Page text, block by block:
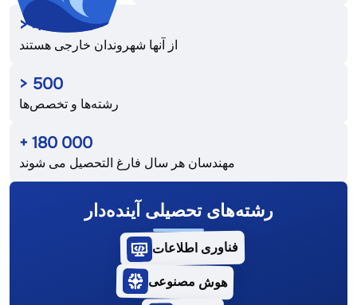
>422 000
از آنها شهروندان خارجی هستند
> 500
رشته‌ها و تخصص‌ها
+ 180 000
مهندسان هر سال فارغ التحصیل می شوند
رشته‌های تحصیلی آینده‌دار
فناوری اطلاعات
هوش مصنوعی